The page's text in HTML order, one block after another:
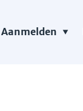
Aanmelden